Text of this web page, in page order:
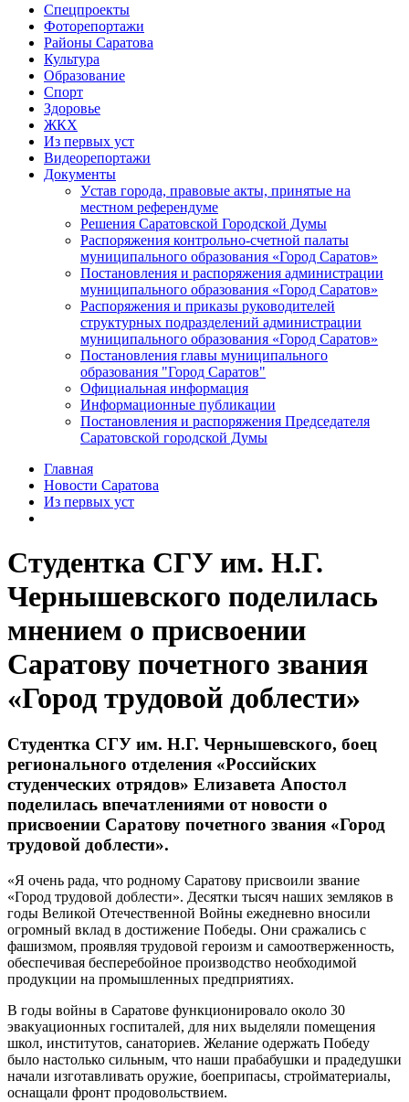
Спецпроекты
Фоторепортажи
Районы Саратова
Культура
Образование
Спорт
Здоровье
ЖКХ
Из пеpвых уст
Видеорепортажи
Документы
Уcтав города, правовые акты, принятые на
местном референдуме
Решения Саратовской Городской Думы
Распоряжения контрольно-счетной палаты
муниципального образования «Город Саратов»
Постановления и распоряжения администрации
муниципального образования «Город Саратов»
Распоряжения и приказы руководителей
структурных подразделений администрации
муниципального образования «Город Саратов»
Постановления главы муниципального
образования "Город Саратов"
Официальная информация
Информационные публикации
Постановления и распоряжения Председателя
Саратовской городской Думы
Главная
Новости Саратова
Из пеpвых уст
Студентка СГУ им. Н.Г.
Чернышевского поделилась
мнением о присвоении
Саратову почетного звания
«Город трудовой доблести»
Студентка СГУ им. Н.Г. Чернышевского, боец
регионального отделения «Российских
студенческих отрядов» Елизавета Апостол
поделилась впечатлениями от новости о
присвоении Саратову почетного звания «Город
трудовой доблести».
«Я очень рада, что родному Саратову присвоили звание
«Город трудовой доблести». Десятки тысяч наших земляков в
годы Великой Отечественной Войны ежедневно вносили
огромный вклад в достижение Победы. Они сражались с
фашизмом, проявляя трудовой героизм и самоотверженность,
обеспечивая бесперебойное производство необходимой
продукции на промышленных предприятиях.
В годы войны в Саратове функционировало около 30
эвакуационных госпиталей, для них выделяли помещения
школ, институтов, санаториев. Желание одержать Победу
было настолько сильным, что наши прабабушки и прадедушки
начали изготавливать оружие, боеприпасы, стройматериалы,
оснащали фронт продовольствием.